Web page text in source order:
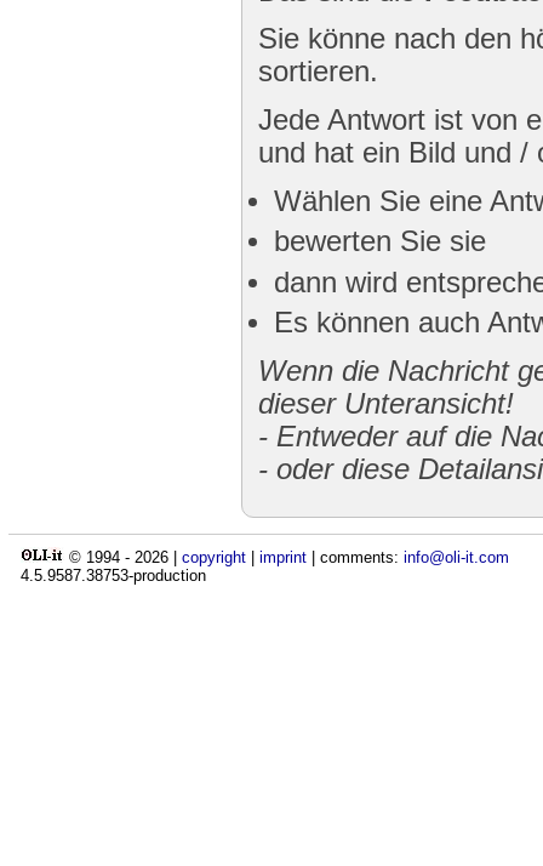
Sie könne nach den
sortieren.
Jede Antwort ist von
und hat ein Bild und /
Wählen Sie eine
bewerten Sie sie
dann wird
Es können auch
Wenn die Nachricht
dieser Unteransicht!
- Entweder auf die
- oder diese
© 1994 - 2026 copyright imprint | comments: info@oli-it.com
4.5.9587.38753-production